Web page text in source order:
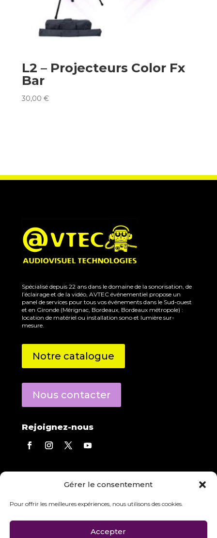
Gérer le consentement
Pour offrir les meilleures expériences, nous utilisons des cookies.
Accepter
L2 – Projecteurs Color Fx
Bar
30,00 €
Spécialisé depuis 22 ans dans le domaine de la sonorisation, de
l’éclairage et de la vidéo, AVTEC événementiel propose un
panel de services pour tous vos événements dans le Sud-ouest
et en Gironde (Mérignac, Bordeaux, Bordeaux métropole) :
location de matériel ou installation sono et lumière sur-
mesure.
Notre catalogue
Nous contacter
Rejoignez-nous
Eric Derecourtrépond à toutes vos questions.